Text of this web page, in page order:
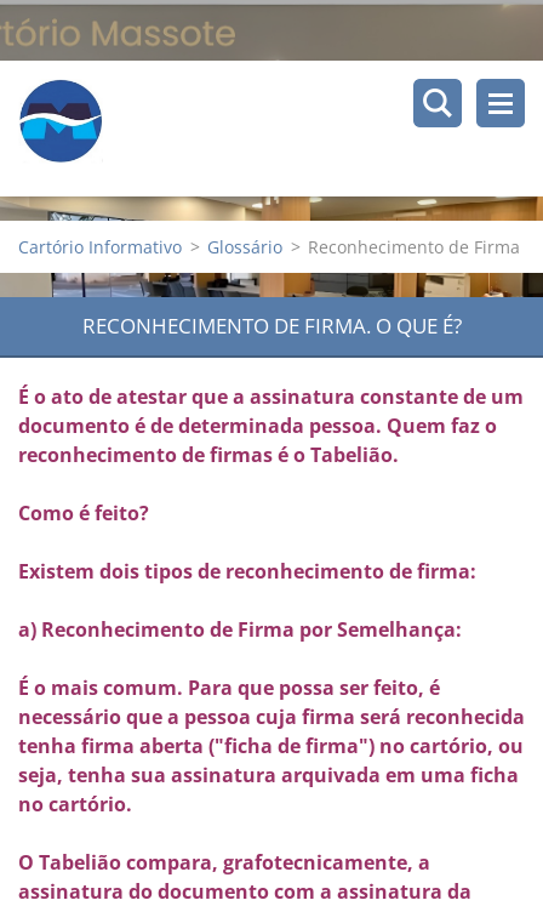
Cartório Informativo > Glossário > Reconhecimento de Firma
RECONHECIMENTO DE FIRMA. O QUE É?
É o ato de atestar que a assinatura constante de um
documento é de determinada pessoa. Quem faz o
reconhecimento de firmas é o Tabelião.
Como é feito?
Existem dois tipos de reconhecimento de firma:
a) Reconhecimento de Firma por Semelhança:
É o mais comum. Para que possa ser feito, é
necessário que a pessoa cuja firma será reconhecida
tenha firma aberta ("ficha de firma") no cartório, ou
seja, tenha sua assinatura arquivada em uma ficha
no cartório.
O Tabelião compara, grafotecnicamente, a
assinatura do documento com a assinatura da